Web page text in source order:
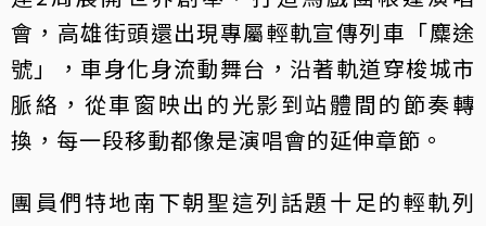
會，高雄街頭還出現專屬輕軌宣傳列車「麋途
號」，車身化身流動舞台，沿著軌道穿梭城市
脈絡，從車窗映出的光影到站體間的節奏轉
換，每一段移動都像是演唱會的延伸章節。
團員們特地南下朝聖這列話題十足的輕軌列